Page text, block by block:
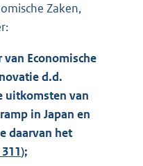
Zaken,
Economische
d.d.
uitkomsten van
in Japan en
daarvan het
);